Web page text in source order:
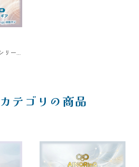
リー
くな
の流
テゴリの商品